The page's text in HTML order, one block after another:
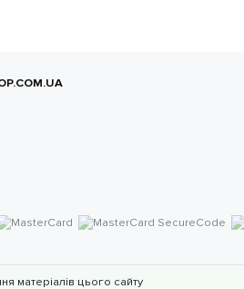
матеріалів цього сайту